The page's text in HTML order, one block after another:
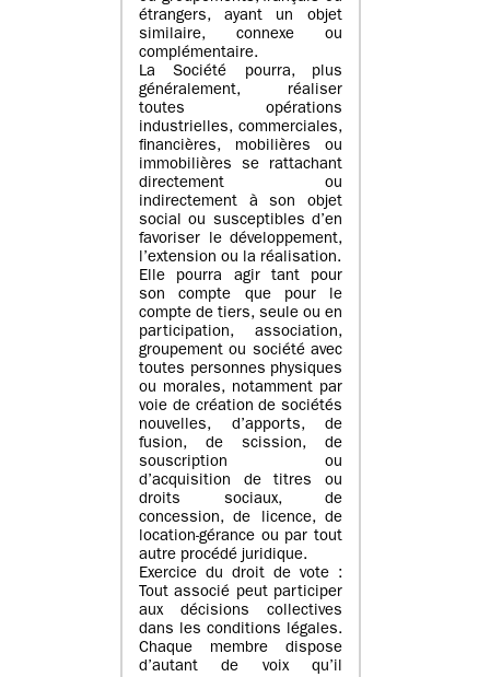
étrangers, ayant un objet
similaire, connexe ou
complémentaire.
La Société pourra, plus
généralement, réaliser
toutes opérations
industrielles, commerciales,
financières, mobilières ou
immobilières se rattachant
directement ou
indirectement à son objet
social ou susceptibles d’en
favoriser le développement,
l’extension ou la réalisation.
Elle pourra agir tant pour
son compte que pour le
compte de tiers, seule ou en
participation, association,
groupement ou société avec
toutes personnes physiques
ou morales, notamment par
voie de création de sociétés
nouvelles, d’apports, de
fusion, de scission, de
souscription ou
d’acquisition de titres ou
droits sociaux, de
concession, de licence, de
location-gérance ou par tout
autre procédé juridique.
Exercice du droit de vote :
Tout associé peut participer
aux décisions collectives
dans les conditions légales.
Chaque membre dispose
d’autant de voix qu’il